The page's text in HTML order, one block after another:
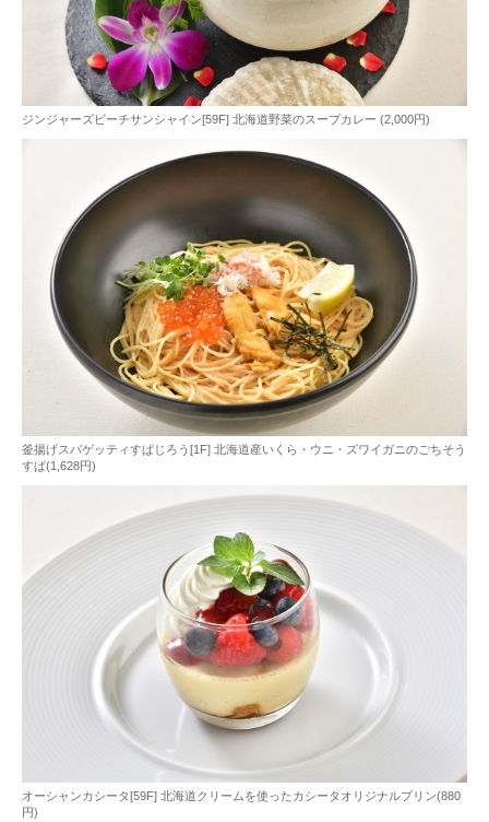
ジンジャーズビーチサンシャイン[59F] 北海道野菜のスープカレー (2,000円)
釜揚げスパゲッティすぱじろう[1F] 北海道産いくら・ウニ・ズワイガニのごちそう
すぱ(1,628円)
オーシャンカシータ[59F] 北海道クリームを使ったカシータオリジナルプリン(880
円)